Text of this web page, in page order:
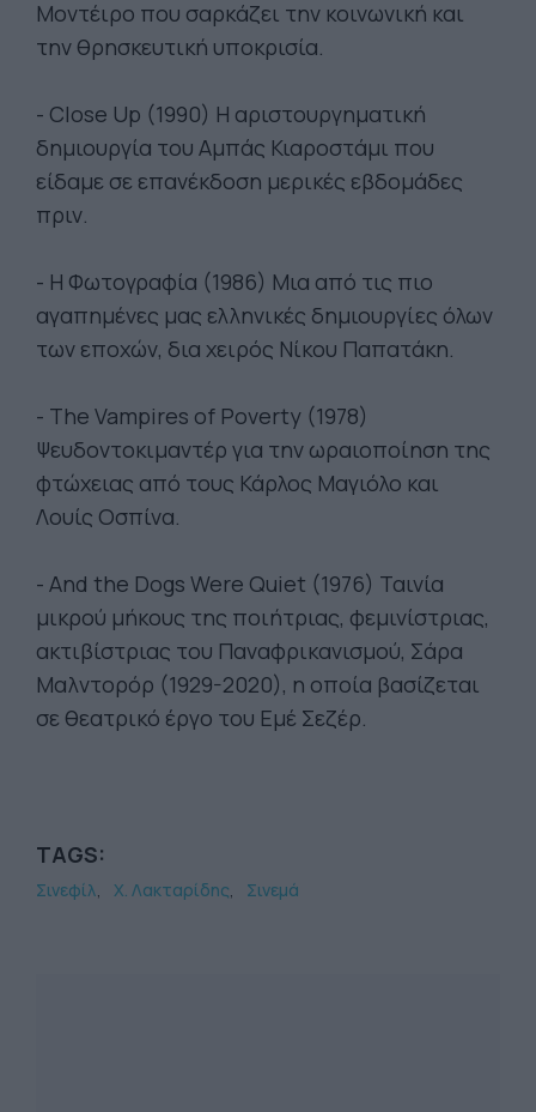
Μοντέιρο που σαρκάζει την κοινωνική και
την θρησκευτική υποκρισία.
- Close Up (1990) Η αριστουργηματική
δημιουργία του Αμπάς Κιαροστάμι που
είδαμε σε επανέκδοση μερικές εβδομάδες
πριν.
- Η Φωτογραφία (1986) Μια από τις πιο
αγαπημένες μας ελληνικές δημιουργίες όλων
των εποχών, δια χειρός Νίκου Παπατάκη.
- The Vampires of Poverty (1978)
Ψευδοντοκιμαντέρ για την ωραιοποίηση της
φτώχειας από τους Κάρλος Μαγιόλο και
Λουίς Οσπίνα.
- And the Dogs Were Quiet (1976) Ταινία
μικρού μήκους της ποιήτριας, φεμινίστριας,
ακτιβίστριας του Παναφρικανισμού, Σάρα
Μαλντορόρ (1929-2020), η οποία βασίζεται
σε θεατρικό έργο του Εμέ Σεζέρ.
TAGS:
Σινεφίλ Χ. Λακταρίδης Σινεμά